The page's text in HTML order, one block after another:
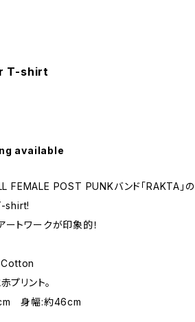
T-shirt
available
FEMALE POST PUNKバンド「RAKTA」の
shirt!
トワークが印象的！
Cotton
プリント。
身幅:約46cm